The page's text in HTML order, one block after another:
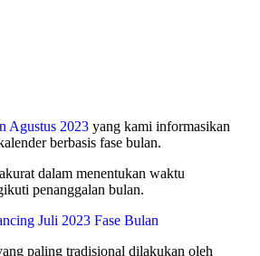
Agustus 2023 yang kami informasikan
berbasis fase bulan.
dalam menentukan waktu
penanggalan bulan.
Juli 2023 Fase Bulan
paling tradisional dilakukan oleh